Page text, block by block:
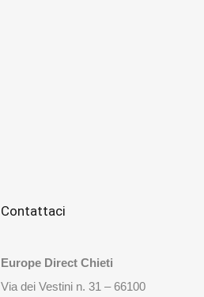
Contattaci
Europe Direct Chieti
Via dei Vestini n. 31 – 66100